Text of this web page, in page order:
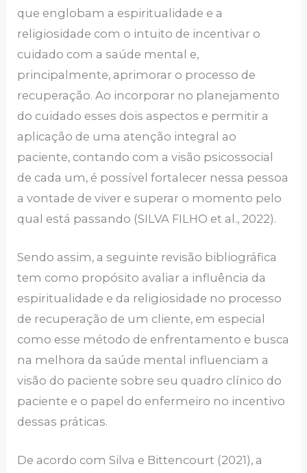
que englobam a espiritualidade e a
religiosidade com o intuito de incentivar o
cuidado com a saúde mental e,
principalmente, aprimorar o processo de
recuperação. Ao incorporar no planejamento
do cuidado esses dois aspectos e permitir a
aplicação de uma atenção integral ao
paciente, contando com a visão psicossocial
de cada um, é possível fortalecer nessa pessoa
a vontade de viver e superar o momento pelo
qual está passando (SILVA FILHO et al., 2022).
Sendo assim, a seguinte revisão bibliográfica
tem como propósito avaliar a influência da
espiritualidade e da religiosidade no processo
de recuperação de um cliente, em especial
como esse método de enfrentamento e busca
na melhora da saúde mental influenciam a
visão do paciente sobre seu quadro clínico do
paciente e o papel do enfermeiro no incentivo
dessas práticas.
De acordo com Silva e Bittencourt (2021), a